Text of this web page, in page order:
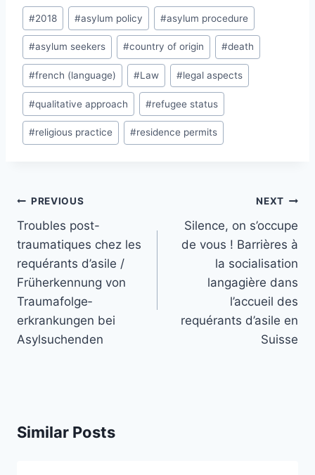
Post
Tags:
#2018 #asylum policy #asylum procedure
#asylum seekers #country of origin #death
#french (language) #Law #legal aspects
#qualitative approach #refugee status
#religious practice #residence permits
Post
navigation
PREVIOUS
Troubles post-
traumatiques chez les
requérants d’asile /
Früherkennung von
Traumafolge­
erkrankungen bei
Asylsuchenden
NEXT
Silence, on s’occupe
de vous ! Barrières à
la socialisation
langagière dans
l’accueil des
requérants d’asile en
Suisse
Similar Posts